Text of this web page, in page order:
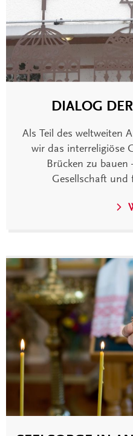
DIALOG
Als Teil des weltweiten
wir das interreligiöse
Brücken zu
Gesellschaft und